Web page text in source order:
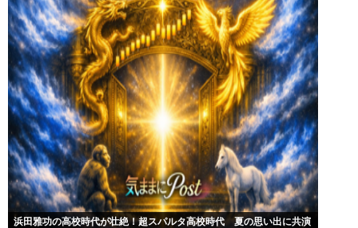
浜田雅功の高校時代が壮絶！超スパルタ高校時代 夏の思い出に共演